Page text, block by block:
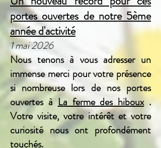
portes ouvertes de notre 5ème
année d'activité
1 mai 2026
Nous tenons à vous adresser un
immense merci pour votre présence
si nombreuse lors de nos portes
ouvertes àLa ferme des hiboux.
Votre visite, votre intérêt et votre
curiosité nous ont profondément
touchés.